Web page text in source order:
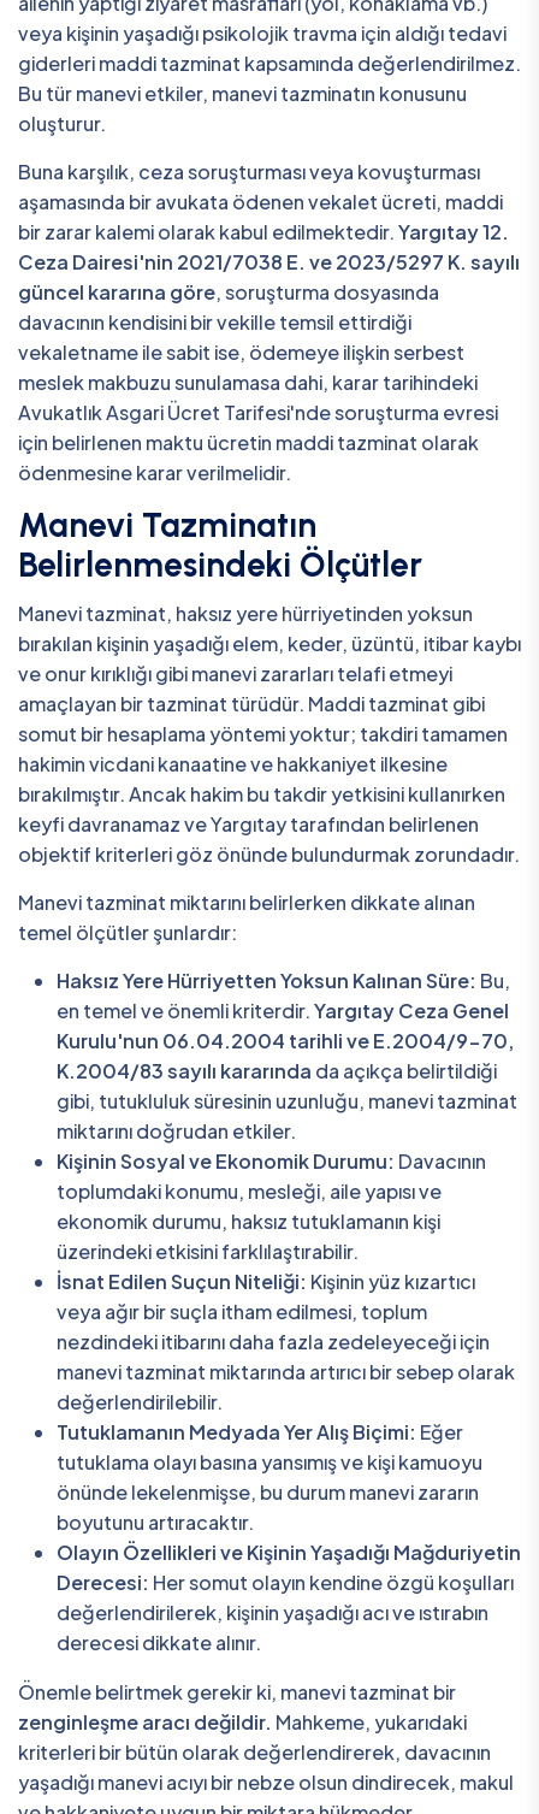
veya kişinin yaşadığı psikolojik travma için aldığı tedavi
giderleri maddi tazminat kapsamında değerlendirilmez.
Bu tür manevi etkiler, manevi tazminatın konusunu
oluşturur.
Buna karşılık, ceza soruşturması veya kovuşturması
aşamasında bir avukata ödenen vekalet ücreti, maddi
bir zarar kalemi olarak kabul edilmektedir.Yargıtay 12.
Ceza Dairesi'nin 2021/7038 E. ve 2023/5297 K. sayılı
güncel kararına göre, soruşturma dosyasında
davacının kendisini bir vekille temsil ettirdiği
vekaletname ile sabit ise, ödemeye ilişkin serbest
meslek makbuzu sunulamasa dahi, karar tarihindeki
Avukatlık Asgari Ücret Tarifesi'nde soruşturma evresi
için belirlenen maktu ücretin maddi tazminat olarak
ödenmesine karar verilmelidir.
Manevi Tazminatın
Belirlenmesindeki Ölçütler
Manevi tazminat, haksız yere hürriyetinden yoksun
bırakılan kişinin yaşadığı elem, keder, üzüntü, itibar kaybı
ve onur kırıklığı gibi manevi zararları telafi etmeyi
amaçlayan bir tazminat türüdür. Maddi tazminat gibi
somut bir hesaplama yöntemi yoktur; takdiri tamamen
hakimin vicdani kanaatine ve hakkaniyet ilkesine
bırakılmıştır. Ancak hakim bu takdir yetkisini kullanırken
keyfi davranamaz ve Yargıtay tarafından belirlenen
objektif kriterleri göz önünde bulundurmak zorundadır.
Manevi tazminat miktarını belirlerken dikkate alınan
temel ölçütler şunlardır:
Haksız Yere Hürriyetten Yoksun Kalınan Süre: Bu,
en temel ve önemli kriterdir.Yargıtay Ceza Genel
Kurulu'nun 06.04.2004 tarihli ve E.2004/9-70,
K.2004/83 sayılı kararında da açıkça belirtildiği
gibi, tutukluluk süresinin uzunluğu, manevi tazminat
miktarını doğrudan etkiler.
Kişinin Sosyal ve Ekonomik Durumu: Davacının
toplumdaki konumu, mesleği, aile yapısı ve
ekonomik durumu, haksız tutuklamanın kişi
üzerindeki etkisini farklılaştırabilir.
İsnat Edilen Suçun Niteliği: Kişinin yüz kızartıcı
veya ağır bir suçla itham edilmesi, toplum
nezdindeki itibarını daha fazla zedeleyeceği için
manevi tazminat miktarında artırıcı bir sebep olarak
değerlendirilebilir.
Tutuklamanın Medyada Yer Alış Biçimi: Eğer
tutuklama olayı basına yansımış ve kişi kamuoyu
önünde lekelenmişse, bu durum manevi zararın
boyutunu artıracaktır.
Olayın Özellikleri ve Kişinin Yaşadığı Mağduriyetin
Derecesi: Her somut olayın kendine özgü koşulları
değerlendirilerek, kişinin yaşadığı acı ve ıstırabın
derecesi dikkate alınır.
Önemle belirtmek gerekir ki, manevi tazminat bir
zenginleşme aracı değildir. Mahkeme, yukarıdaki
kriterleri bir bütün olarak değerlendirerek, davacının
yaşadığı manevi acıyı bir nebze olsun dindirecek, makul